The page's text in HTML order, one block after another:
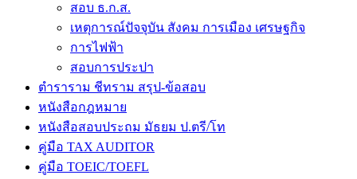
สอบ ธ.ก.ส.
เหตุการณ์ปัจจุบัน สังคม การเมือง เศรษฐกิจ
การไฟฟ้า
สอบการประปา
ตำราราม ชีทราม สรุป-ข้อสอบ
หนังสือกฎหมาย
หนังสือสอบประถม มัธยม ป.ตรี/โท
คู่มือ TAX AUDITOR
คู่มือ TOEIC/TOEFL